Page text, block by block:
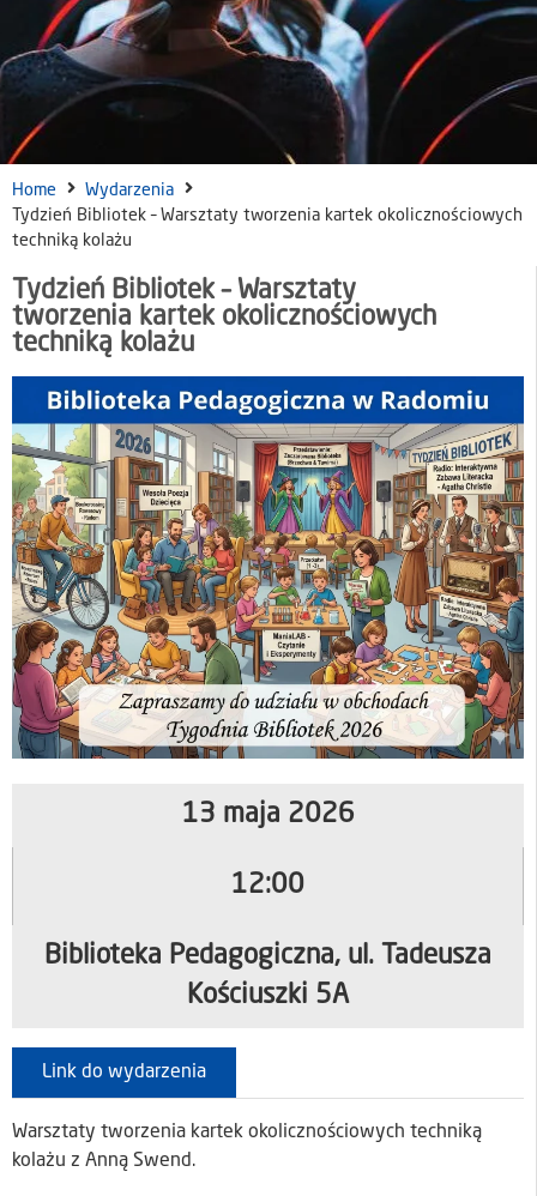
Home
Wydarzenia
Tydzień Bibliotek – Warsztaty tworzenia kartek okolicznościowych
techniką kolażu
Tydzień Bibliotek – Warsztaty
tworzenia kartek okolicznościowych
techniką kolażu
13 maja 2026
12:00
Biblioteka Pedagogiczna, ul. Tadeusza
Kościuszki 5A
Link do wydarzenia
Warsztaty tworzenia kartek okolicznościowych techniką
kolażu z Anną Swend.